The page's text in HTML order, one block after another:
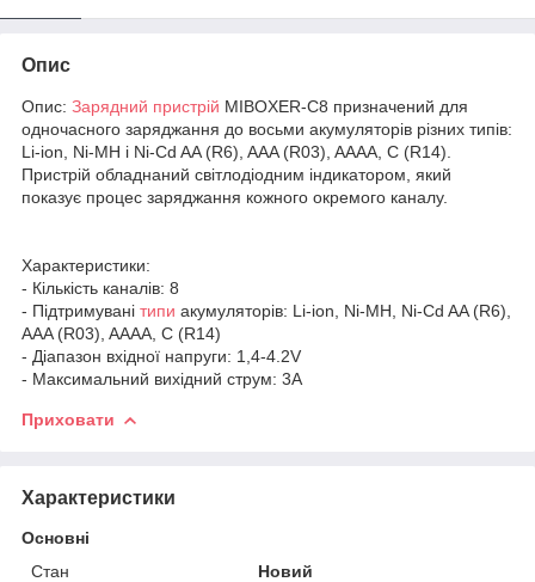
Опис
Опис: Зарядний пристрій MIBOXER-C8 призначений для
одночасного заряджання до восьми акумуляторів різних типів:
Li-ion, Ni-MH і Ni-Cd AA (R6), AAA (R03), AAAA, C (R14).
Пристрій обладнаний світлодіодним індикатором, який
показує процес заряджання кожного окремого каналу.
Характеристики:
- Кількість каналів: 8
- Підтримувані типи акумуляторів: Li-ion, Ni-MH, Ni-Cd AA (R6),
AAA (R03), AAAA, С (R14)
- Діапазон вхідної напруги: 1,4-4.2V
- Максимальний вихідний струм: 3A
Приховати
Характеристики
Основні
Стан
Новий